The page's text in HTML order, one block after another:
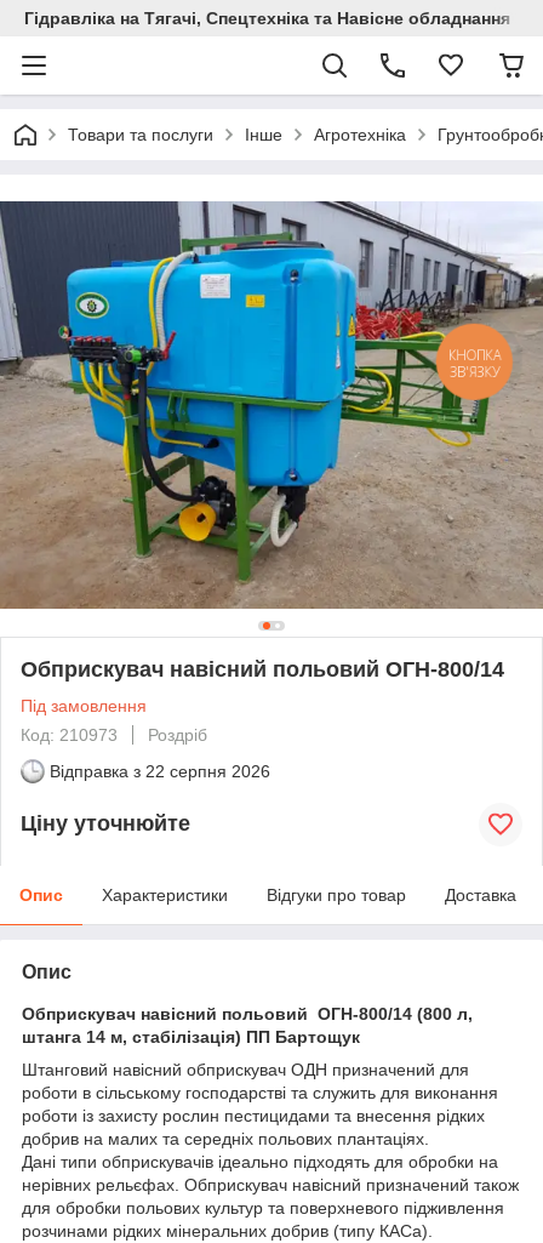
Гідравліка на Тягачі, Спецтехніка та Навісне обладнання
Товари та послуги Інше Агротехніка
Обприскувач навісний польовий ОГН-800/14
Під замовлення
Код: 210973
Роздріб
Відправка з 22 серпня 2026
Ціну уточнюйте
Опис Характеристики Відгуки про товар Доставка
Опис
Обприскувач навісний польовий ОГН-800/14 (800 л,
штанга 14 м, стабілізація) ПП Бартощук
Штанговий навісний обприскувач ОДН призначений для
роботи в сільському господарстві та служить для виконання
роботи із захисту рослин пестицидами та внесення рідких
добрив на малих та середніх польових плантаціях.
Дані типи обприскувачів ідеально підходять для обробки на
нерівних рельєфах. Обприскувач навісний призначений також
для обробки польових культур та поверхневого підживлення
розчинами рідких мінеральних добрив (типу КАСа).
КНОПКА
ЗВ'ЯЗКУ